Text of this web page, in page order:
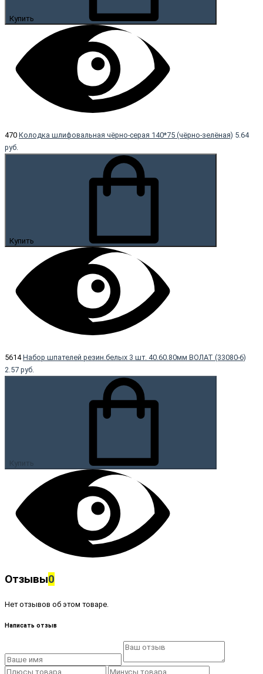
Купить
470 Колодка шлифовальная чёрно-серая 140*75 (чёрно-зелёная) 5.64
руб.
Купить
5614 Набор шпателей резин.белых 3 шт. 40.60.80мм ВОЛАТ (33080-6)
2.57 руб.
Купить
Отзывы0
Нет отзывов об этом товаре.
Написать отзыв